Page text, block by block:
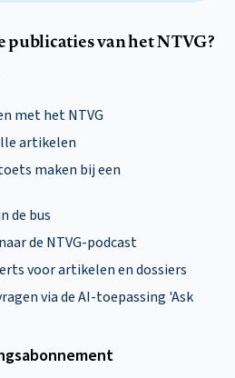
publicaties van het NTVG?
met het NTVG
artikelen
maken bij een
de bus
de NTVG-podcast
voor artikelen en dossiers
via de AI-toepassing 'Ask